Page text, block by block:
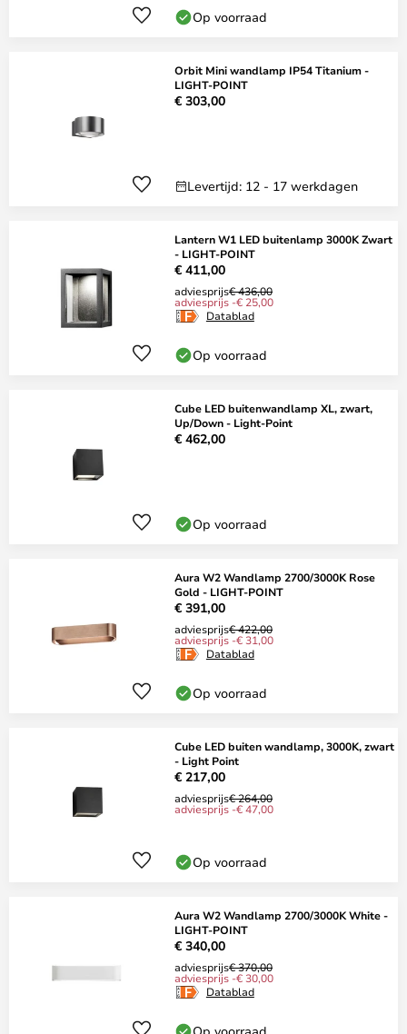
Op voorraad
Orbit Mini wandlamp IP54 Titanium -
LIGHT-POINT
€ 303,00
Levertijd: 12 - 17 werkdagen
Lantern W1 LED buitenlamp 3000K Zwart
- LIGHT-POINT
€ 411,00
adviesprijs€ 436,00
adviesprijs -€ 25,00
Datablad
Op voorraad
Cube LED buitenwandlamp XL, zwart,
Up/Down - Light-Point
€ 462,00
Op voorraad
Aura W2 Wandlamp 2700/3000K Rose
Gold - LIGHT-POINT
€ 391,00
adviesprijs€ 422,00
adviesprijs -€ 31,00
Datablad
Op voorraad
Cube LED buiten wandlamp, 3000K, zwart
- Light Point
€ 217,00
adviesprijs€ 264,00
adviesprijs -€ 47,00
Op voorraad
Aura W2 Wandlamp 2700/3000K White -
LIGHT-POINT
€ 340,00
adviesprijs€ 370,00
adviesprijs -€ 30,00
Datablad